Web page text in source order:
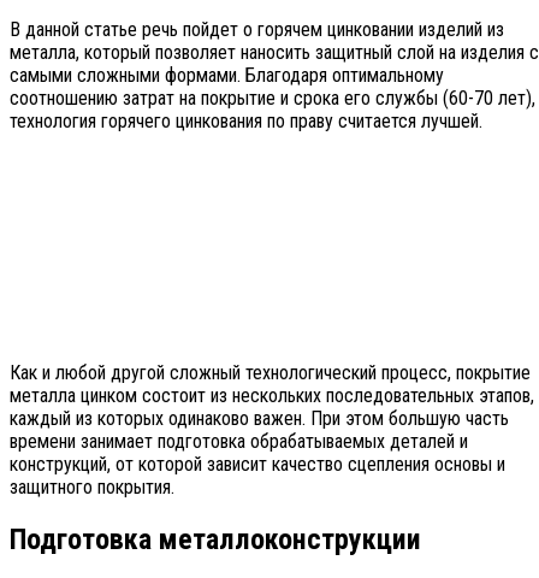
В данной статье речь пойдет о горячем цинковании изделий из
металла, который позволяет наносить защитный слой на изделия с
самыми сложными формами. Благодаря оптимальному
соотношению затрат на покрытие и срока его службы (60-70 лет),
технология горячего цинкования по праву считается лучшей.
Как и любой другой сложный технологический процесс, покрытие
металла цинком состоит из нескольких последовательных этапов,
каждый из которых одинаково важен. При этом большую часть
времени занимает подготовка обрабатываемых деталей и
конструкций, от которой зависит качество сцепления основы и
защитного покрытия.
Подготовка металлоконструкции